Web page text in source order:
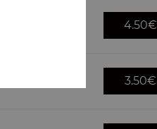
4.50€
3.50€